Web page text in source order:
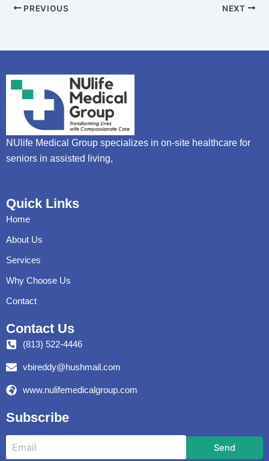
PREVIOUS NEXT
NUlife Medical Group specializes in on-site healthcare for
seniors in assisted living,
Quick Links
Home
About Us
Services
Why Choose Us
Contact
Contact Us
(813) 522-4446
vbireddy@hushmail.com
www.nulifemedicalgroup.com
Subscribe
Send